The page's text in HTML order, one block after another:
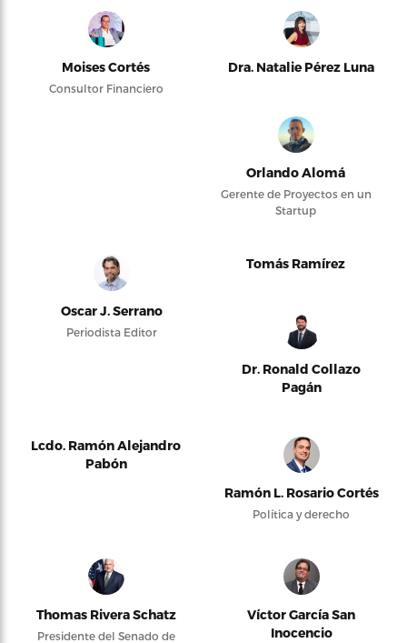
Moises Cortés
Consultor Financiero
Dra. Natalie Pérez Luna
Orlando Alomá
Gerente de Proyectos en un
Startup
Oscar J. Serrano
Periodista Editor
Tomás Ramírez
Dr. Ronald Collazo
Pagán
Lcdo. Ramón Alejandro
Pabón
Ramón L. Rosario Cortés
Política y derecho
Thomas Rivera Schatz
Presidente del Senado de
Víctor García San
Inocencio